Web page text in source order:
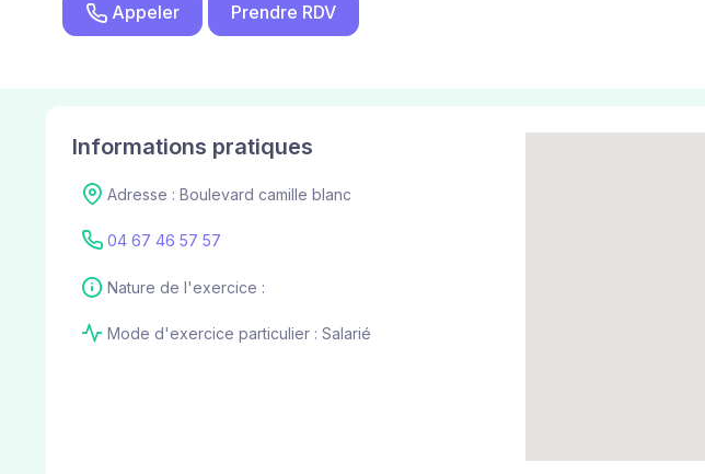
Appeler Prendre RDV
Informations pratiques
Adresse : Boulevard camille blanc
04 67 46 57 57
Nature de l'exercice :
Mode d'exercice particulier : Salarié